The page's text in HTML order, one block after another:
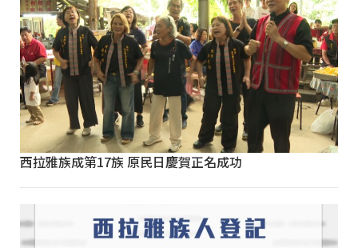
西拉雅族成第17族 原民日慶賀正名成功